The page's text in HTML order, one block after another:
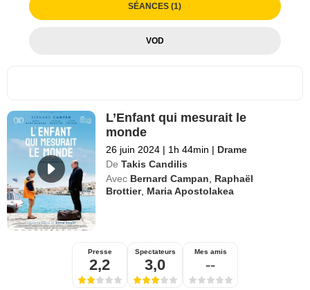
SÉANCES (1)
VOD
L’Enfant qui mesurait le
monde
26 juin 2024 | 1h 44min | Drame
De Takis Candilis
Avec Bernard Campan
Raphaël
Brottier, Maria Apostolakea
Presse
2,2
Spectateurs
3,0
Mes amis
--